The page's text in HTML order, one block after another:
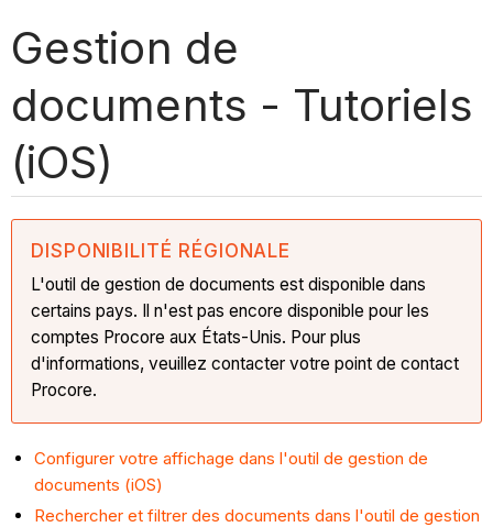
Gestion de
documents - Tutoriels
(iOS)
DISPONIBILITÉ RÉGIONALE
L'outil de gestion de documents est disponible dans
certains pays. Il n'est pas encore disponible pour les
comptes Procore aux États-Unis. Pour plus
d'informations, veuillez contacter votre point de contact
Procore.
Configurer votre affichage dans l'outil de gestion de
documents (iOS)
Rechercher et filtrer des documents dans l'outil de gestion